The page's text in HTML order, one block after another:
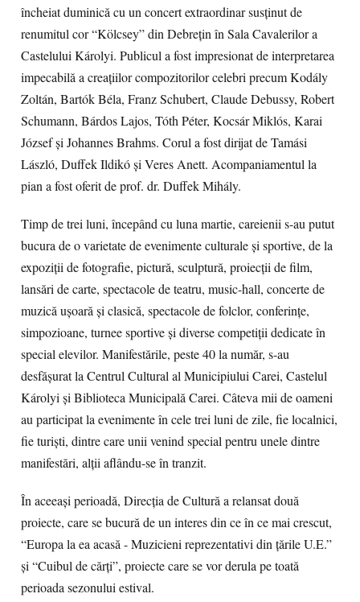
încheiat duminică cu un concert extraordinar susținut de
renumitul cor “Kölcsey” din Debrețin în Sala Cavalerilor a
Castelului Károlyi. Publicul a fost impresionat de interpretarea
impecabilă a creațiilor compozitorilor celebri precum Kodály
Zoltán, Bartók Béla, Franz Schubert, Claude Debussy, Robert
Schumann, Bárdos Lajos, Tóth Péter, Kocsár Miklós, Karai
József și Johannes Brahms. Corul a fost dirijat de Tamási
László, Duffek Ildikó și Veres Anett. Acompaniamentul la
pian a fost oferit de prof. dr. Duffek Mihály.
Timp de trei luni, începând cu luna martie, careienii s-au putut
bucura de o varietate de evenimente culturale și sportive, de la
expoziții de fotografie, pictură, sculptură, proiecții de film,
lansări de carte, spectacole de teatru, music-hall, concerte de
muzică ușoară și clasică, spectacole de folclor, conferințe,
simpozioane, turnee sportive și diverse competiții dedicate în
special elevilor. Manifestările, peste 40 la număr, s-au
desfășurat la Centrul Cultural al Municipiului Carei, Castelul
Károlyi și Biblioteca Municipală Carei. Câteva mii de oameni
au participat la evenimente în cele trei luni de zile, fie localnici,
fie turiști, dintre care unii venind special pentru unele dintre
manifestări, alții aflându-se în tranzit.
În aceeași perioadă, Direcția de Cultură a relansat două
proiecte, care se bucură de un interes din ce în ce mai crescut,
“Europa la ea acasă - Muzicieni reprezentativi din țările U.E.”
și “Cuibul de cărți”, proiecte care se vor derula pe toată
perioada sezonului estival.